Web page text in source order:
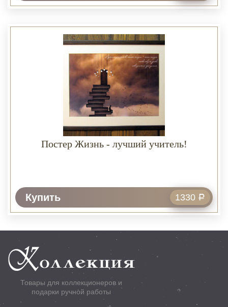
Постер Жизнь - лучший учитель!
Купить 1330 Р
Товары для коллекционеров и
подарки ручной работы